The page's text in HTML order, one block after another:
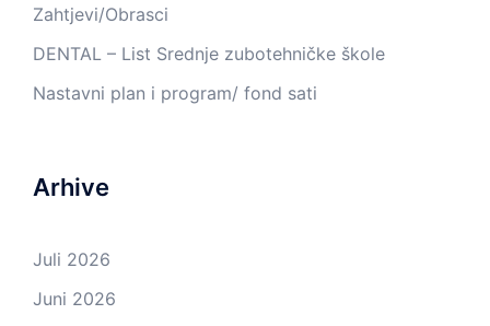
Zahtjevi/Obrasci
DENTAL – List Srednje zubotehničke škole
Nastavni plan i program/ fond sati
Arhive
Juli 2026
Juni 2026